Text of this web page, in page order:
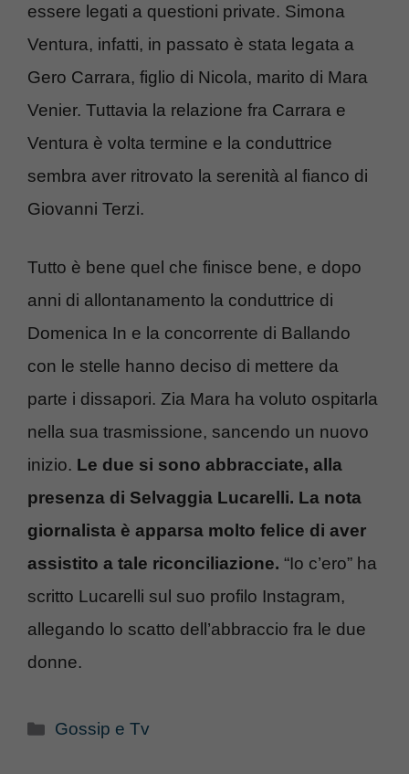
essere legati a questioni private. Simona
Ventura, infatti, in passato è stata legata a
Gero Carrara, figlio di Nicola, marito di Mara
Venier. Tuttavia la relazione fra Carrara e
Ventura è volta termine e la conduttrice
sembra aver ritrovato la serenità al fianco di
Giovanni Terzi.
Tutto è bene quel che finisce bene, e dopo
anni di allontanamento la conduttrice di
Domenica In e la concorrente di Ballando
con le stelle hanno deciso di mettere da
parte i dissapori. Zia Mara ha voluto ospitarla
nella sua trasmissione, sancendo un nuovo
inizio. Le due si sono abbracciate, alla
presenza di Selvaggia Lucarelli. La nota
giornalista è apparsa molto felice di aver
assistito a tale riconciliazione. “Io c’ero” ha
scritto Lucarelli sul suo profilo Instagram,
allegando lo scatto dell’abbraccio fra le due
donne.
Categorie
Gossip e Tv